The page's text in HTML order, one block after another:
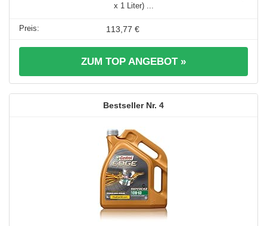
x 1 Liter) ...
113,77 €
ZUM TOP ANGEBOT »
4